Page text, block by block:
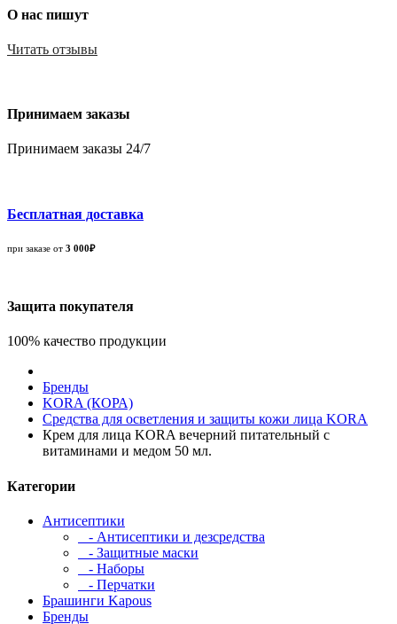
О нас пишут
Читать отзывы
Принимаем заказы
Принимаем заказы 24/7
Бесплатная доставка
при заказе от 3 000₽
Защита покупателя
100% качество продукции
Бренды
KORA (КОРА)
Средства для осветления и защиты кожи лица KORA
Крем для лица KORA вечерний питательный с
витаминами и медом 50 мл.
Категории
Антисептики
- Антисептики и дезсредства
- Защитные маски
- Наборы
- Перчатки
Брашинги Kapous
Бренды